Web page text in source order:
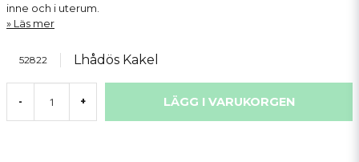
inne och i uterum.
Läs mer
52822 Lhådös Kakel
- + LÄGG I VARUKORGEN